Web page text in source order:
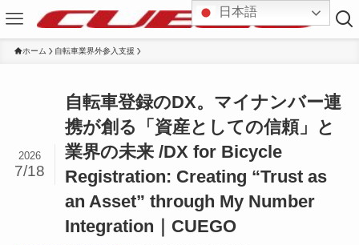
ホーム 自転車業界外参入支援
自転車登録のDX。マイナンバー連
携が創る「資産としての信頼」と
業界の未来 /DX for Bicycle
Registration: Creating “Trust as
an Asset” through My Number
Integration｜CUEGO
2026
7/18
日本語